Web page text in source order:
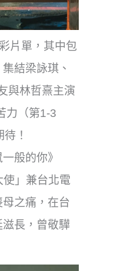
片單，其中包
結梁詠琪、
與林哲熹主演
力（第1-3
！
般的你》
使」兼台北電
之痛，在台
長，曾敬驊